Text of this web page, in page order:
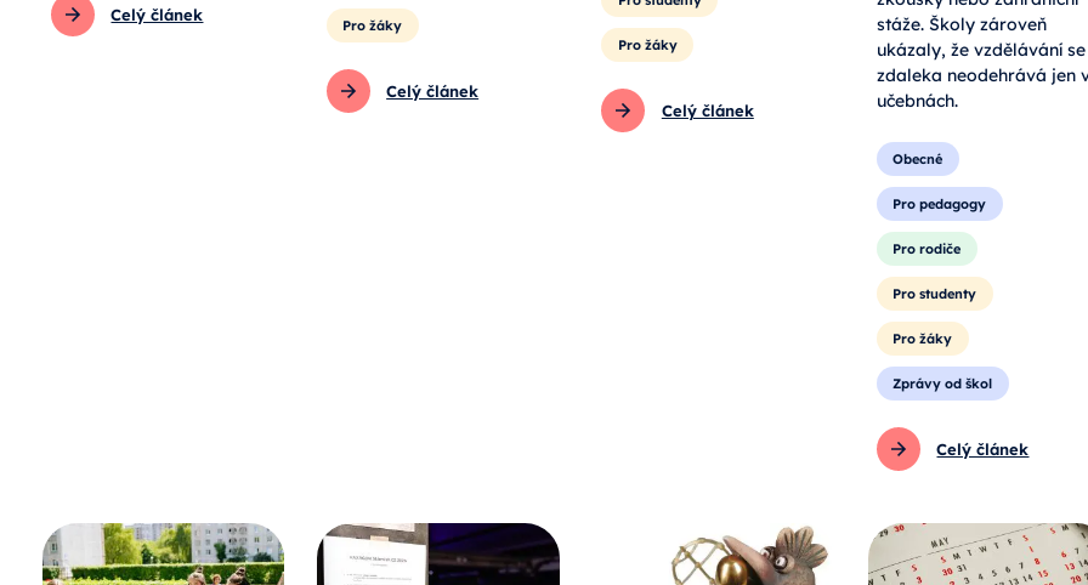
Celý článek
Pro žáky
Celý článek
Pro žáky
Celý článek
stáže. Školy zároveň
ukázaly, že vzdělávání se
zdaleka neodehrává jen
učebnách.
Obecné
Pro pedagogy
Pro rodiče
Pro studenty
Pro žáky
Zprávy od škol
Celý článek